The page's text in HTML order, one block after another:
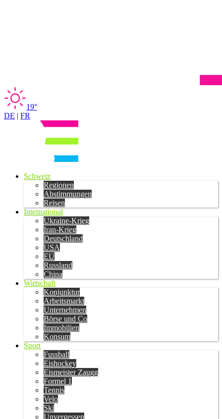
19°
DE | FR
Schweiz
Regionen
Abstimmungen
Reisen
International
Ukraine-Krieg
Iran-Krieg
Deutschland
USA
EU
Russland
China
Wirtschaft
Konjunktur
Arbeitsmarkt
Unternehmen
Börse und Co
Immobilien
Konsum
Sport
Fussball
Eishockey
Eismeister Zaugg
Formel 1
Tennis
Velo
Ski
Unvergessen